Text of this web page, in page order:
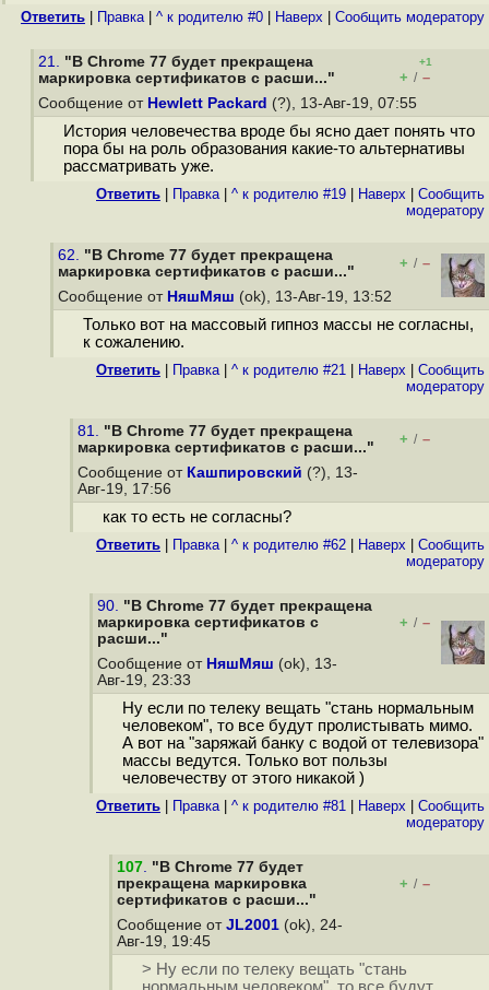
Ответить Правка| ^ к родителю #0 Наверх Cообщить модератору
21. "В Chrome 77 будет прекращена
маркировка сертификатов с расши..."
+1
+ / –
Сообщение от Hewlett Packard (?), 13-Авг-19, 07:55
История человечества вроде бы ясно дает понять что
пора бы на роль образования какие-то альтернативы
рассматривать уже.
Ответить Правка| ^ к родителю #19 Наверх
Cообщить
модератору
62. "В Chrome 77 будет прекращена
маркировка сертификатов с расши..."
+ / –
Сообщение от НяшМяш (ok), 13-Авг-19, 13:52
Только вот на массовый гипноз массы не согласны,
к сожалению.
Ответить Правка| ^ к родителю #21 Наверх
Cообщить
модератору
81. "В Chrome 77 будет прекращена
маркировка сертификатов с расши..."
+ / –
Сообщение от Кашпировский (?), 13-
Авг-19, 17:56
как то есть не согласны?
Ответить Правка| ^ к родителю #62 Наверх
Cообщить
модератору
90. "В Chrome 77 будет прекращена
маркировка сертификатов с
расши..."
+ / –
Сообщение от НяшМяш (ok), 13-
Авг-19, 23:33
Ну если по телеку вещать "стань нормальным
человеком", то все будут пролистывать мимо.
А вот на "заряжай банку с водой от телевизора"
массы ведутся. Только вот пользы
человечеству от этого никакой )
Ответить Правка| ^ к родителю #81 Наверх
Cообщить
модератору
107. "В Chrome 77 будет
прекращена маркировка
сертификатов с расши..."
+ / –
Сообщение от JL2001 (ok), 24-
Авг-19, 19:45
> Ну если по телеку вещать "стань